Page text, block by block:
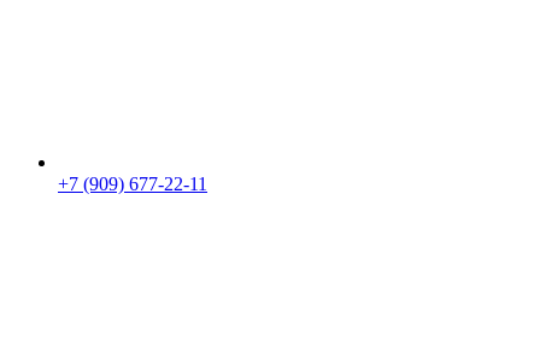
+7 (909) 677-22-11